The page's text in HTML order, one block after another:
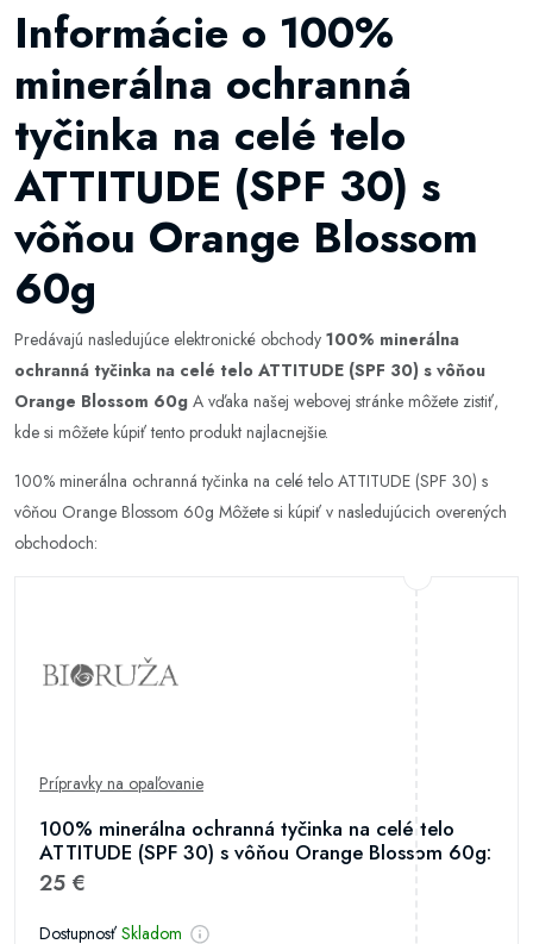
Informácie o 100%
minerálna ochranná
tyčinka na celé telo
ATTITUDE (SPF 30) s
vôňou Orange Blossom
60g
Predávajú nasledujúce elektronické obchody 100% minerálna
ochranná tyčinka na celé telo ATTITUDE (SPF 30) s vôňou
Orange Blossom 60g A vďaka našej webovej stránke môžete zistiť,
kde si môžete kúpiť tento produkt najlacnejšie.
100% minerálna ochranná tyčinka na celé telo ATTITUDE (SPF 30) s
vôňou Orange Blossom 60g Môžete si kúpiť v nasledujúcich overených
obchodoch:
Prípravky na opaľovanie
100% minerálna ochranná tyčinka na celé telo
ATTITUDE (SPF 30) s vôňou Orange Blossom 60g:
25 €
Dostupnosť Skladom